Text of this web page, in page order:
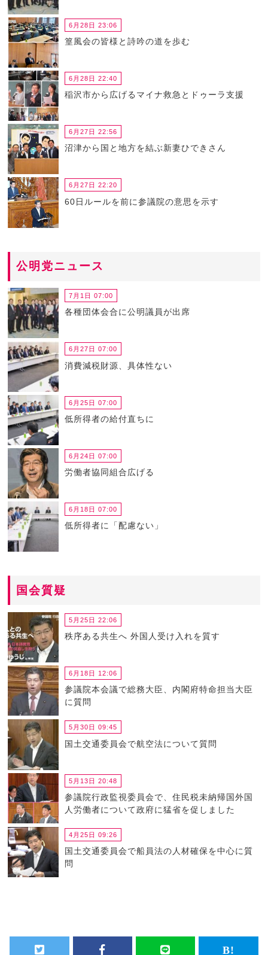
6月28日 23:06
篁風会の皆様と詩吟の道を歩む
6月28日 22:40
稲沢市から広げるマイナ救急とドゥーラ支援
6月27日 22:56
沼津から国と地方を結ぶ新妻ひできさん
6月27日 22:20
60日ルールを前に参議院の意思を示す
公明党ニュース
7月1日 07:00
各種団体会合に公明議員が出席
6月27日 07:00
消費減税財源、具体性ない
6月25日 07:00
低所得者の給付直ちに
6月24日 07:00
労働者協同組合広げる
6月18日 07:00
低所得者に「配慮ない」
国会質疑
5月25日 22:06
秩序ある共生へ 外国人受け入れを質す
6月18日 12:06
参議院本会議で総務大臣、内閣府特命担当大臣
に質問
5月30日 09:45
国土交通委員会で航空法について質問
5月13日 20:48
参議院行政監視委員会で、住民税未納帰国外国
人労働者について政府に猛省を促しました
4月25日 09:26
国土交通委員会で船員法の人材確保を中心に質
問